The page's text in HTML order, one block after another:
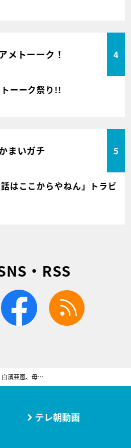
アメトーーク！ 4
ーーク祭り!!
まいガチ 5
はここからやねん」トラビ
・RSS
facebook
白濱亜嵐、母からのサプライズ手紙に涙…のはずが爆笑！「すみません、うちのメアリーが」
テレ朝動画